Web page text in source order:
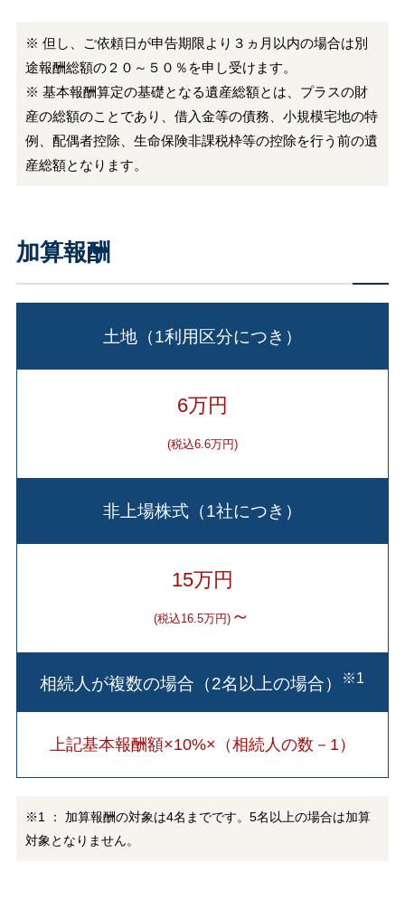
※ 但し、ご依頼日が申告期限より３ヵ月以内の場合は別
途報酬総額の２０～５０％を申し受けます。
※ 基本報酬算定の基礎となる遺産総額とは、プラスの財
産の総額のことであり、借入金等の債務、小規模宅地の特
例、配偶者控除、生命保険非課税枠等の控除を行う前の遺
産総額となります。
加算報酬
土地（1利用区分につき）
6万円
(税込6.6万円)
非上場株式（1社につき）
15万円
(税込16.5万円) ～
相続人が複数の場合（2名以上の場合） ※1
上記基本報酬額×10%×（相続人の数－1）
※1 ： 加算報酬の対象は4名までです。5名以上の場合は加算
対象となりません。